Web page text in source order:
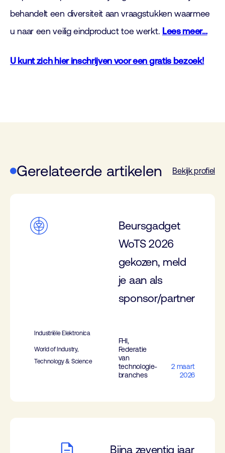
behandelt een diversiteit aan vraagstukken waarmee
u naar een veilig eindproduct toe werkt. Lees meer…
U kunt zich hier inschrijven voor een gratis bezoek!
Gerelateerde artikelen Bekijk profiel
Beursgadget
WoTS 2026
gekozen, meld
je aan als
sponsor/partner
Industriële Elektronica
World of Industry,
Technology & Science
FHI,
Federatie
van
technologie-
branches
2 maart
2026
Bijna zeventig jaar